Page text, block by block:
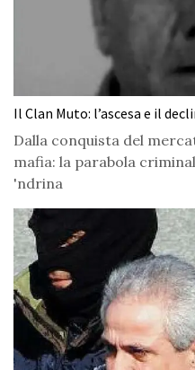
Il Clan Muto: l’ascesa e il
Dalla conquista del
mafia: la parabola
'ndrina